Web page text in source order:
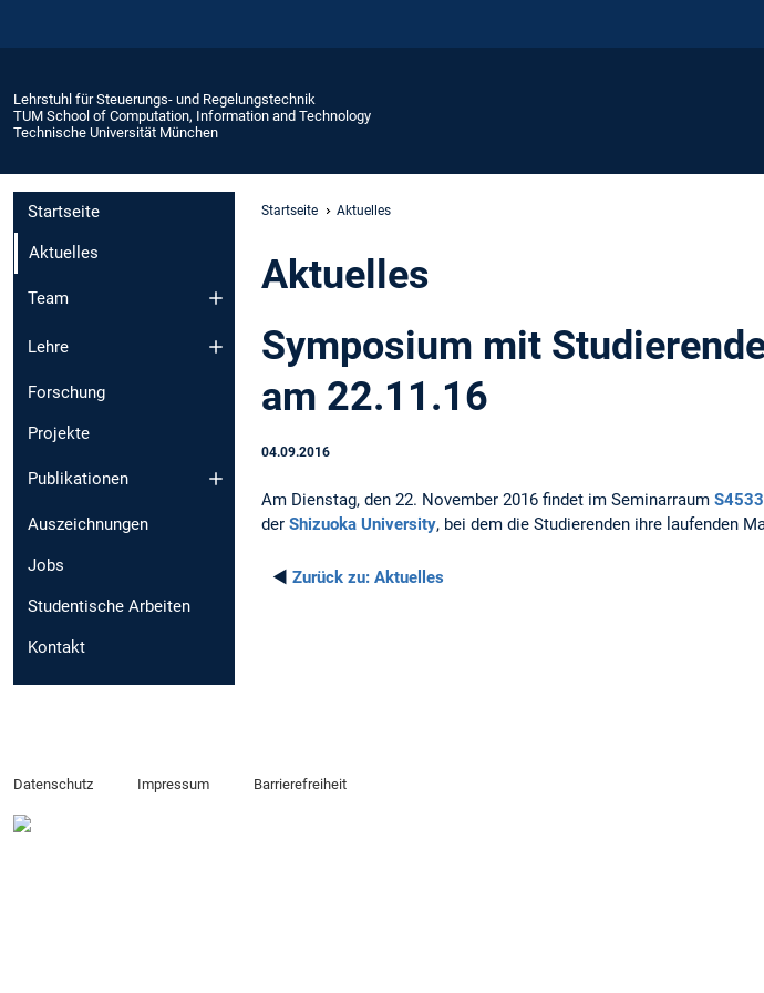
Lehrstuhl für Steuerungs- und Regelungstechnik
TUM School of Computation, Information and Technology
Technische Universität München
Startseite
Aktuelles
Team
Lehre
Forschung
Projekte
Publikationen
Auszeichnungen
Jobs
Studentische Arbeiten
Kontakt
Startseite Aktuelles
Aktuelles
Symposium mit
am 22.11.16
04.09.2016
Am Dienstag, den 22. November 2016 findet im Seminarraum S4533
der Shizuoka University, bei dem die Studierenden ihre laufenden
◄ Zurück zu: Aktuelles
Datenschutz Impressum Barrierefreiheit